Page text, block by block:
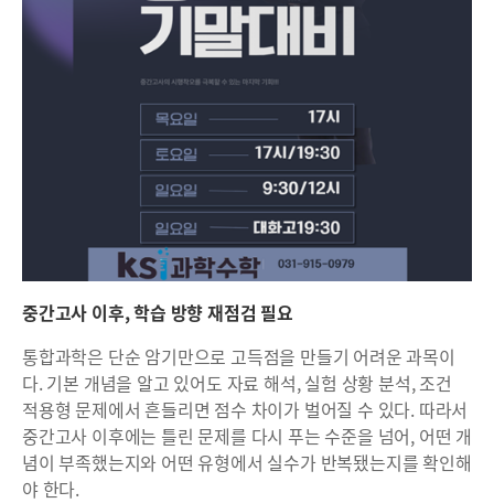
중간고사 이후, 학습 방향 재점검 필요
통합과학은 단순 암기만으로 고득점을 만들기 어려운 과목이
다. 기본 개념을 알고 있어도 자료 해석, 실험 상황 분석, 조건
적용형 문제에서 흔들리면 점수 차이가 벌어질 수 있다. 따라서
중간고사 이후에는 틀린 문제를 다시 푸는 수준을 넘어, 어떤 개
념이 부족했는지와 어떤 유형에서 실수가 반복됐는지를 확인해
야 한다.